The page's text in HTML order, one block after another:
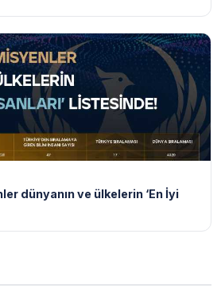
dünyanın ve ülkelerin ‘En İyi